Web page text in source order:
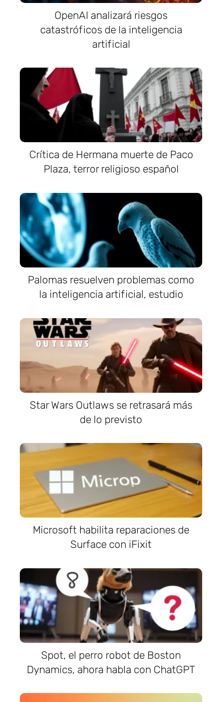
OpenAI analizará riesgos
catastróficos de la inteligencia
artificial
Crítica de Hermana muerte de Paco
Plaza, terror religioso español
Palomas resuelven problemas como
la inteligencia artificial, estudio
Star Wars Outlaws se retrasará más
de lo previsto
Microsoft habilita reparaciones de
Surface con iFixit
Spot, el perro robot de Boston
Dynamics, ahora habla con ChatGPT